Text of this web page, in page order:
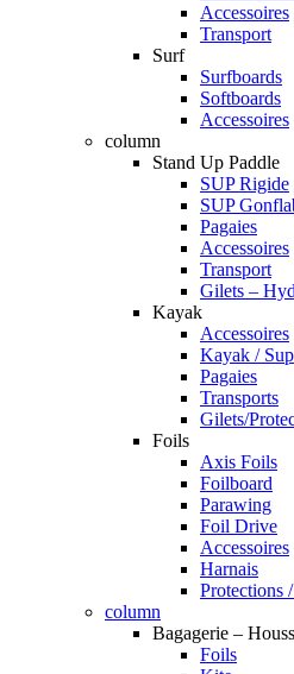
Accessoires
Transport
Surf
Surfboards
Softboards
Accessoires
column
Stand Up Paddle
SUP Rigide
SUP
Pagaies
Accessoires
Transport
Gilets –
Kayak
Accessoires
Kayak / Sup
Pagaies
Transports
Gilets/
Foils
Axis Foils
Foilboard
Parawing
Foil Drive
Accessoires
Harnais
Protections
column
Bagagerie –
Foils